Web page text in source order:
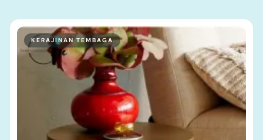
KERAJINAN TEMBAGA